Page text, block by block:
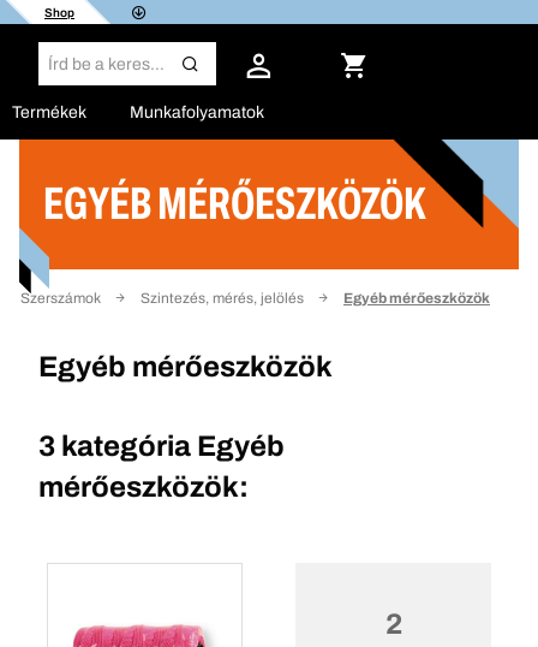
Shop
Termékek Munkafolyamatok
EGYÉB MÉRŐESZKÖZÖK
Szerszámok Szintezés, mérés, jelölés Egyéb mérőeszközök
Egyéb mérőeszközök
3 kategória Egyéb
mérőeszközök:
2
Szűrő